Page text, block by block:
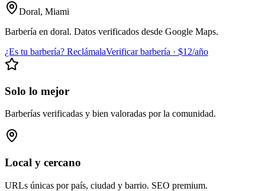
Doral, Miami
Barbería en doral. Datos verificados desde Google Maps.
¿Es tu barbería? ReclámalaVerificar barbería · $12/año
Solo lo mejor
Barberías verificadas y bien valoradas por la comunidad.
Local y cercano
URLs únicas por país, ciudad y barrio. SEO premium.